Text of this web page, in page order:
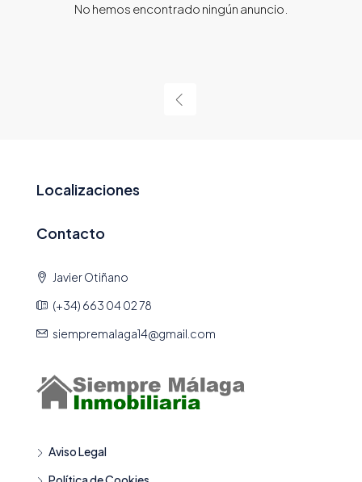
No hemos encontrado ningún anuncio.
Localizaciones
Contacto
Javier Otiñano
(+34) 663 04 02 78
siempremalaga14@gmail.com
Aviso Legal